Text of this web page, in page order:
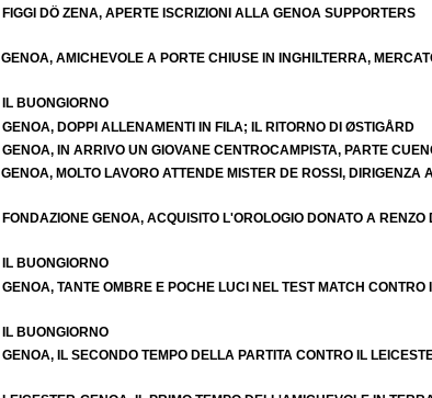
FIGGI DÖ ZENA, APERTE ISCRIZIONI ALLA GENOA SUPPORTERS
GENOA, AMICHEVOLE A PORTE CHIUSE IN INGHILTERRA,
IL BUONGIORNO
GENOA, DOPPI ALLENAMENTI IN FILA; IL RITORNO DI ØSTIGÅRD
GENOA, IN ARRIVO UN GIOVANE CENTROCAMPISTA, PARTE
GENOA, MOLTO LAVORO ATTENDE MISTER DE ROSSI, DIRIGENZA
FONDAZIONE GENOA, ACQUISITO L'OROLOGIO DONATO A RENZO
IL BUONGIORNO
GENOA, TANTE OMBRE E POCHE LUCI NEL TEST MATCH CONTRO
IL BUONGIORNO
GENOA, IL SECONDO TEMPO DELLA PARTITA CONTRO IL